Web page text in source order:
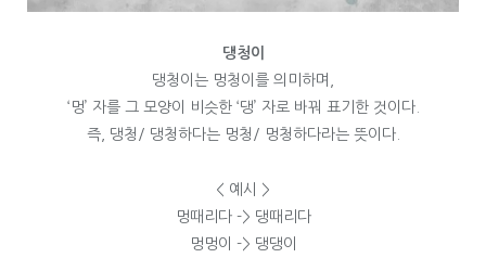
댕청이
댕청이는 멍청이를 의미하며,
‘멍’ 자를 그 모양이 비슷한 ‘댕’ 자로 바꿔 표기한 것이다.
즉, 댕청/ 댕청하다는 멍청/ 멍청하다라는 뜻이다.
< 예시 >
멍때리다 -> 댕때리다
멍멍이 -> 댕댕이